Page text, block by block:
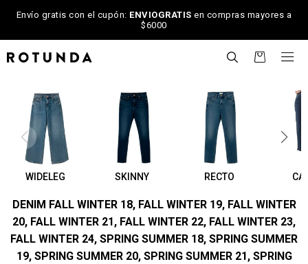
Envío gratis con el cupón: ENVIOGRATIS en compras mayores a
$6000

WIDELEG SKINNY RECTO
DENIM FALL WINTER 18, FALL WINTER 19, FALL WINTER
20, FALL WINTER 21, FALL WINTER 22, FALL WINTER 23,
FALL WINTER 24, SPRING SUMMER 18, SPRING SUMMER
19, SPRING SUMMER 20, SPRING SUMMER 21, SPRING